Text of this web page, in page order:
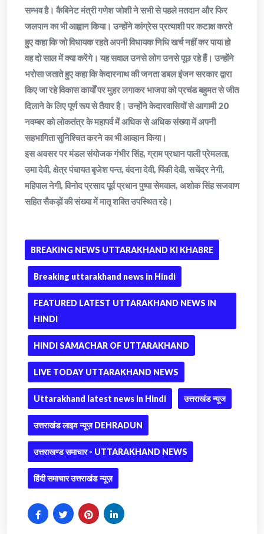
सम्भव है। कैबिनेट मंत्री गणेश जोशी ने सभी से पहले मतदान और फिर
जलपान का भी आह्वान किया। उन्होंने कांग्रेस प्रत्याशी पर कटाक्ष करते
हुए कहा कि जो विधायक रहते अपनी विधायक निधि खर्च नहीं कर पाया हो
वह दो साल में क्या करेंगे। यह सवाल उनसे लोग उनसे पूछ रहे हैं। उन्होंने
भरोसा जताते हुए कहा कि केदारनाथ की जनता डबल इंजन सरकार द्वारा
किए जा रहे विकास कार्यों पर मुहर लगाकर भाजपा को प्रचंड बहुमत से जीत
दिलाने के लिए पूर्ण रूप से तैयार है। उन्होंने केदारवासियों से आगामी 20
नवम्बर को लोकतंत्र के महापर्व में अधिक से अधिक संख्या में अपनी
सहभागिता सुनिश्चित करने का भी आव्हान किया।
इस अवसर पर मंडल संयोजक गंभीर सिंह, ग्राम प्रधान पाली प्रेमलता,
उमा देवी, क्षेत्र पंचायत बृजेश पन्त, वंदना देवी, पिंकी देवी, सचेंद्र नेगी,
महिपाल नेगी, विनोद प्रसाद पूर्व प्रधान पुष्पा सेमवाल, अशोक सिंह सजवाण
सहित सैकड़ों की संख्या में मातृ शक्ति उपस्थित रहे।
BREAKING NEWS UTTARAKHAND KI KHABRE
Breaking uttarakhand news in Hindi
FEATURED LATEST UTTARAKHAND NEWS IN
HINDI
HINDI SAMACHAR OF UTTARAKHAND
LIVE TODAY UTTARAKHAND NEWS
Uttarakhand latest news in Hindi उत्तराखंड न्यूज
उत्तराखंड लाइव न्यूज़ DEHRADUN
उत्तराखण्ड समाचार - UTTARAKHAND NEWS
हिंदी समाचार उत्तराखंड न्यूज़